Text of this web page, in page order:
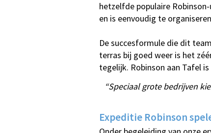
hetzelfde populaire
en is eenvoudig te
De succesformule die dit
terras bij goed weer is het
tegelijk. Robinson aan Tafel
“Speciaal grote bedrijven
Expeditie Robinson